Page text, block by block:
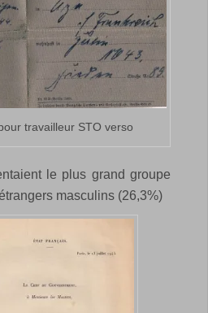
travailleur STO verso
le plus grand groupe
masculins (26,3%)